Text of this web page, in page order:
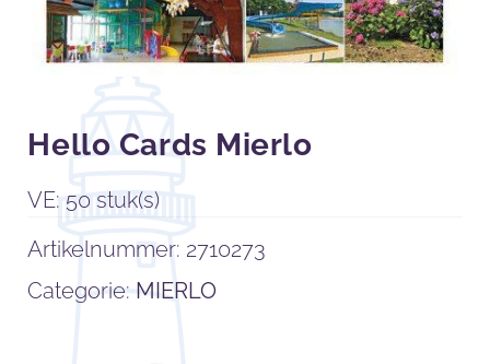
Hello Cards Mierlo
VE: 50 stuk(s)
Artikelnummer: 2710273
Categorie: MIERLO